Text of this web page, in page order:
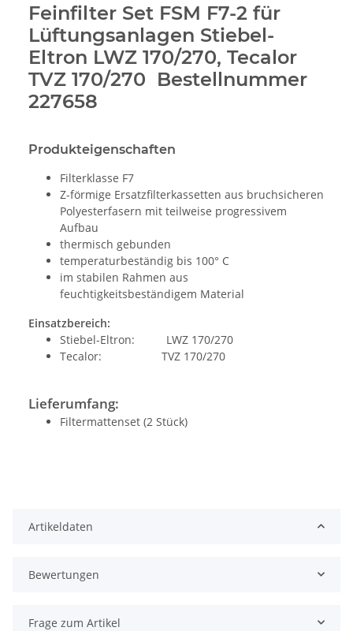
Feinfilter Set FSM F7-2 für
Lüftungsanlagen Stiebel-
Eltron LWZ 170/270, Tecalor
TVZ 170/270 Bestellnummer
227658
Produkteigenschaften
Filterklasse F7
Z-förmige Ersatzfilterkassetten aus bruchsicheren
Polyesterfasern mit teilweise progressivem
Aufbau
thermisch gebunden
temperaturbeständig bis 100° C
im stabilen Rahmen aus
feuchtigkeitsbeständigem Material
Einsatzbereich:
Stiebel-Eltron: LWZ 170/270
Tecalor: TVZ 170/270
Lieferumfang:
Filtermattenset (2 Stück)
Artikeldaten
Bewertungen
Frage zum Artikel